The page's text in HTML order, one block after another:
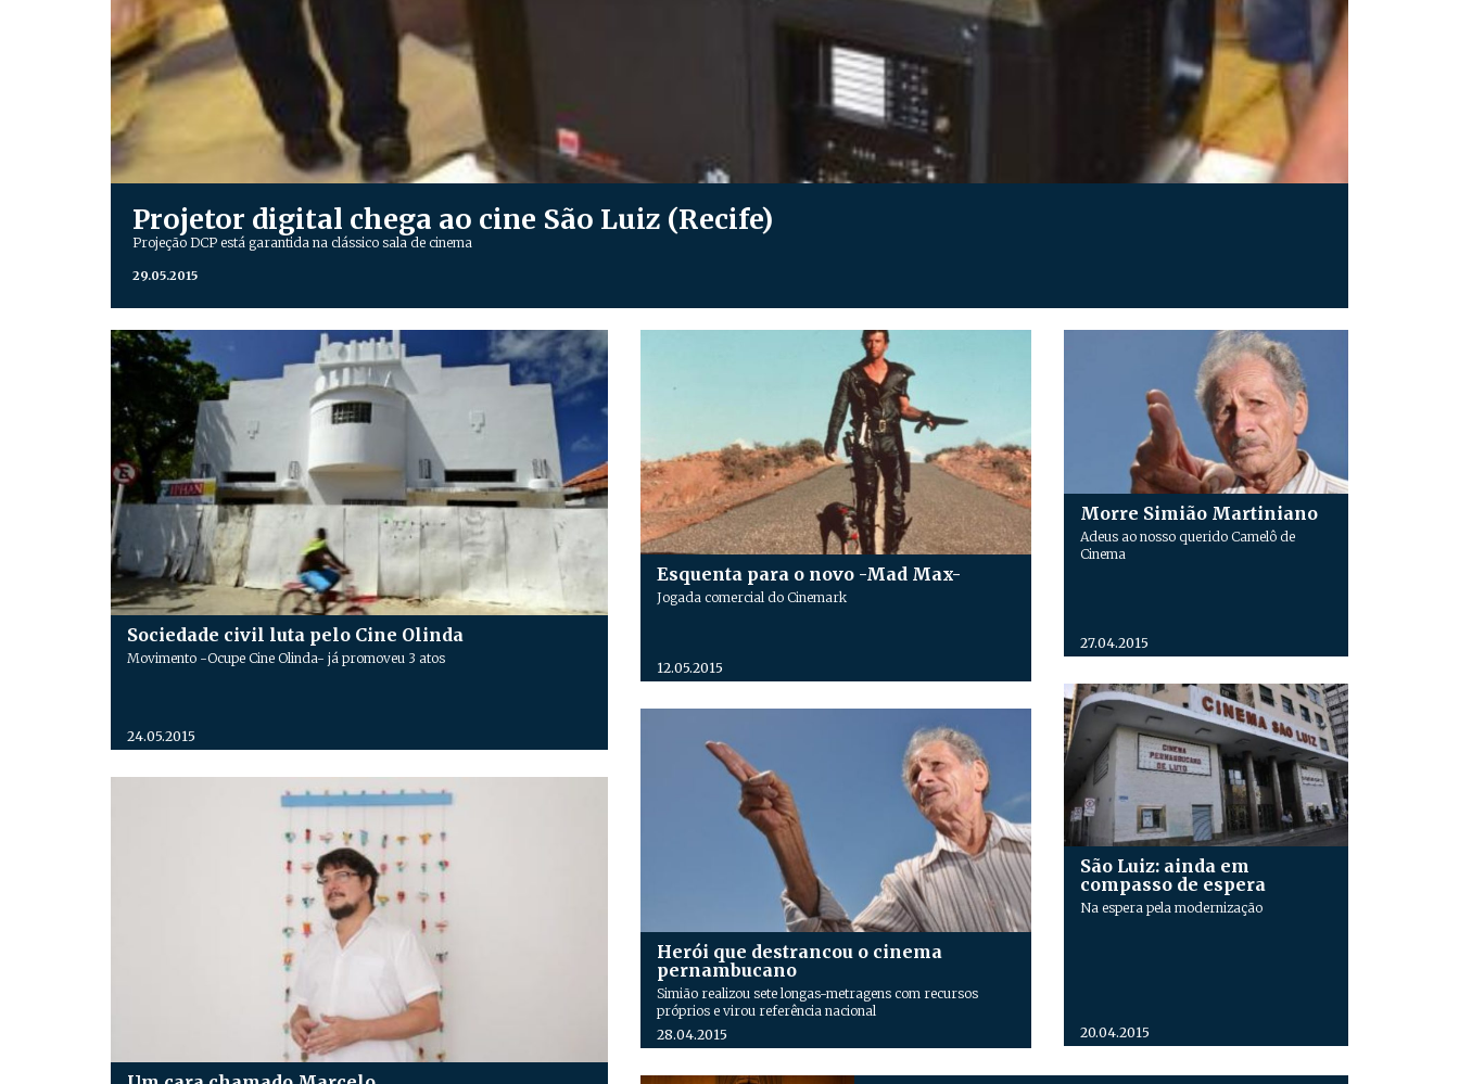
Projetor digital chega ao cine São Luiz (Recife)
Projeção DCP está garantida na clássico sala de cinema
29.05.2015
Sociedade civil luta pelo Cine Olinda
Movimento -Ocupe Cine Olinda- já promoveu 3 atos
24.05.2015
Esquenta para o novo -Mad Max-
Jogada comercial do Cinemark
12.05.2015
Herói que destrancou o cinema
pernambucano
Simião realizou sete longas-metragens com recursos
próprios e virou referência nacional
28.04.2015
Morre Simião Martiniano
Adeus ao nosso querido Camelô de
Cinema
27.04.2015
São Luiz: ainda em
compasso de espera
Na espera pela modernização
20.04.2015